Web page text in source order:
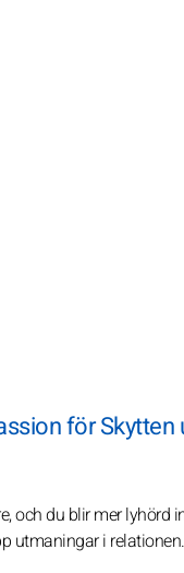
för Skytten
och du blir mer
utmaningar i